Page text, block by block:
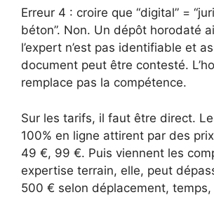
Erreur 4 : croire que “digital” =
béton”. Non. Un dépôt horodaté
l’expert n’est pas identifiable et
document peut être contesté.
remplace pas la compétence.
Sur les tarifs, il faut être direct.
100% en ligne attirent par des
49 €, 99 €. Puis viennent les
expertise terrain, elle, peut
500 € selon déplacement,